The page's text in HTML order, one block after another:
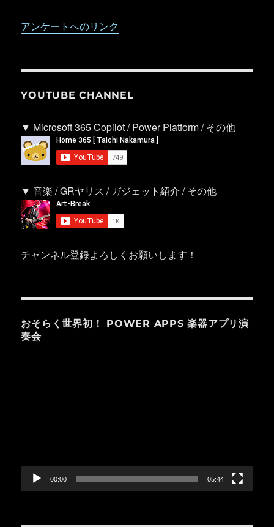
アンケートへのリンク
YOUTUBE CHANNEL
▼ Microsoft 365 Copilot / Power Platform / その他
▼ 音楽 / GRヤリス / ガジェット紹介 / その他
チャンネル登録よろしくお願いします！
おそらく世界初！ POWER APPS 楽器アプリ演
奏会
ー
00:00 05:44